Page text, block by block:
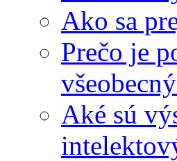
Ako sa
Prečo je
Aké sú